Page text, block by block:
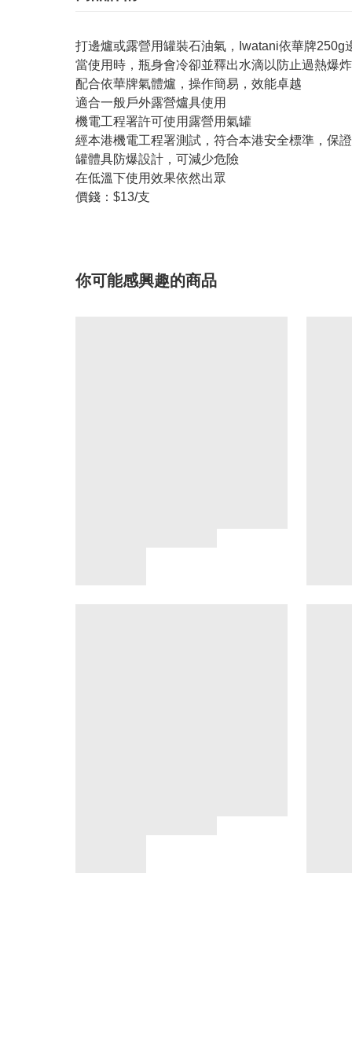
打邊爐或露營用罐裝石油氣，Iwatani依華牌250g
當使用時，瓶身會冷卻並釋出水滴以防止過熱爆炸
配合依華牌氣體爐，操作簡易，效能卓越
適合一般戶外露營爐具使用
機電工程署許可使用露營用氣罐
經本港機電工程署測試，符合本港安全標準，保
罐體具防爆設計，可減少危險
在低溫下使用效果依然出眾
價錢：$13/支
你可能感興趣的商品